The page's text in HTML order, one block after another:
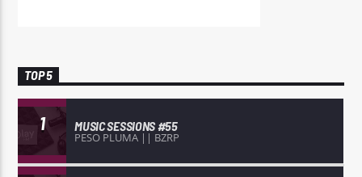
TOP 5
1 MUSIC SESSIONS #55
PESO PLUMA || BZRP